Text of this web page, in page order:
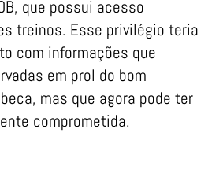
que possui acesso
treinos. Esse privilégio teria
com informações que
em prol do bom
mas que agora pode ter
comprometida.